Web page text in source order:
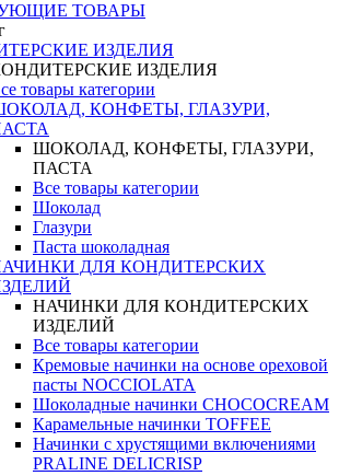
ТОВАРЫ
ИЗДЕЛИЯ
ИЗДЕЛИЯ
товары категории
КОНФЕТЫ, ГЛАЗУРИ,
ШОКОЛАД, КОНФЕТЫ, ГЛАЗУРИ,
ПАСТА
Все товары категории
Шоколад
Глазури
Паста шоколадная
ДЛЯ КОНДИТЕРСКИХ
НАЧИНКИ ДЛЯ КОНДИТЕРСКИХ
ИЗДЕЛИЙ
Все товары категории
Кремовые начинки на основе ореховой
пасты NOCCIOLATA
Шоколадные начинки CHOCOCREAM
Карамельные начинки TOFFEE
Начинки с хрустящими включениями
PRALINE DELICRISP